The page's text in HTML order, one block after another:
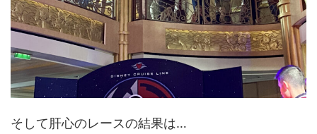
そして肝心のレースの結果は…